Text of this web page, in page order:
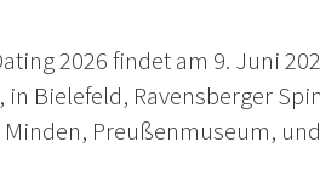
2026 findet am 9. Juni
Bielefeld, Ravensberger
Preußenmuseum,